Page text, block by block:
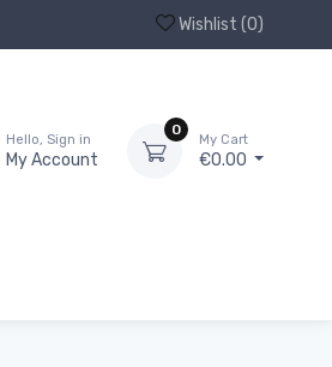
Wishlist (0)
Hello, Sign in
My Account
0
My Cart
€0.00